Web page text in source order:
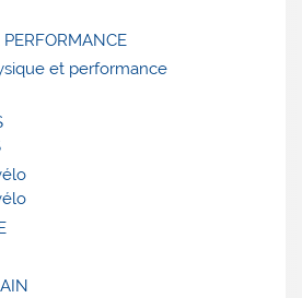
et performance